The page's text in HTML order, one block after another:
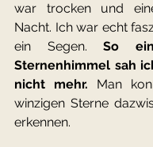
war trocken und
Nacht. Ich war echt
ein Segen. So
Sternenhimmel sah
nicht mehr. Man
winzigen Sterne
erkennen.